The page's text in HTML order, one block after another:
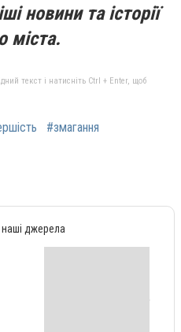
новини та історії
міста.
текст і натисніть Ctrl + Enter, щоб
#змагання
наші джерела